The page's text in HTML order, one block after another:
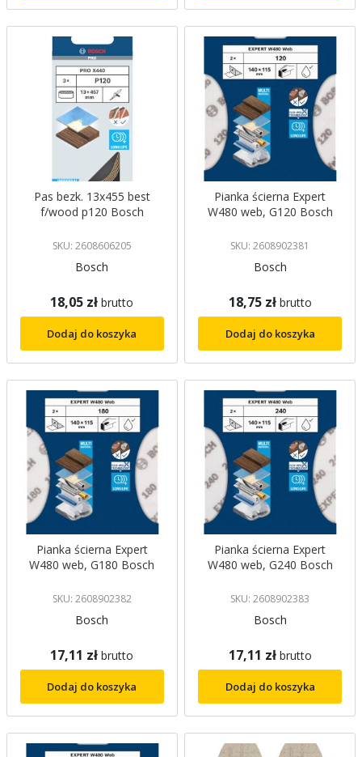
Pas bezk. 13x455 best
f/wood p120 Bosch
SKU: 2608606205
Bosch
18,05 zł brutto
Dodaj do koszyka
Pianka ścierna Expert
W480 web, G120 Bosch
SKU: 2608902381
Bosch
18,75 zł brutto
Dodaj do koszyka
Pianka ścierna Expert
W480 web, G180 Bosch
SKU: 2608902382
Bosch
17,11 zł brutto
Dodaj do koszyka
Pianka ścierna Expert
W480 web, G240 Bosch
SKU: 2608902383
Bosch
17,11 zł brutto
Dodaj do koszyka